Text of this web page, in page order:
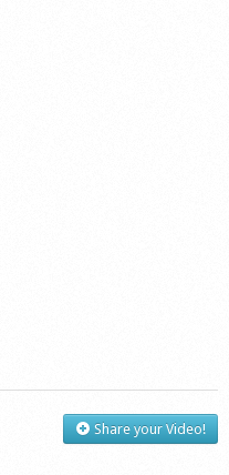
Share your Video!